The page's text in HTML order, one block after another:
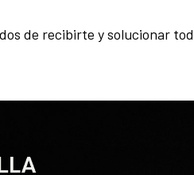
de recibirte y solucionar